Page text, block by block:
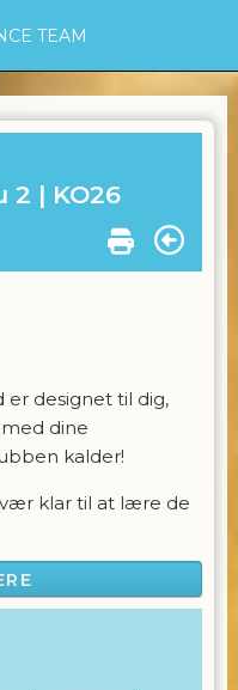
TEAM
2 | KO26
er designet til dig,
dine
kalder!
klar til at lære de
midtpunkt. Vi
hvor vi
musik og